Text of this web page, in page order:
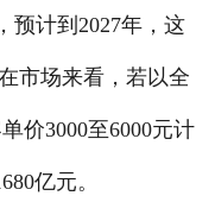
预计到2027年，这
市场来看，若以全
价3000至6000元计
亿元。